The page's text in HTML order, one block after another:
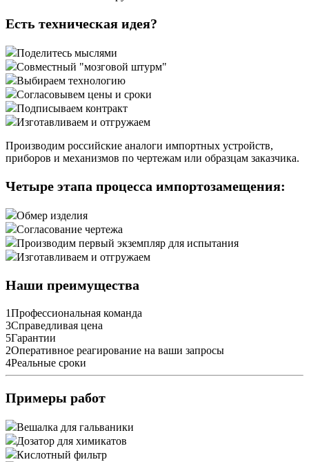
Есть техническая идея?
Поделитесь мыслями
Совместный "мозговой штурм"
Выбираем технологию
Согласовывем цены и сроки
Подписываем контракт
Изготавливаем и отгружаем
Производим российские аналоги импортных устройств,
приборов и механизмов по чертежам или образцам заказчика.
Четыре этапа процесса импортозамещения:
Обмер изделия
Согласование чертежа
Производим первый экземпляр для испытания
Изготавливаем и отгружаем
Наши преимущества
1Профессиональная команда
3Справедливая цена
5Гарантии
2Оперативное реагирование на ваши запросы
4Реальные сроки
Примеры работ
Вешалка для гальваники
Дозатор для химикатов
Кислотный фильтр